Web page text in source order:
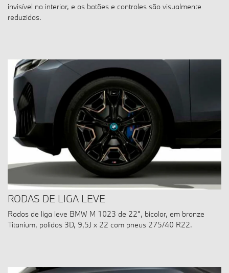
invisível no interior, e os botões e controles são visualmente
reduzidos.
RODAS DE LIGA LEVE
Rodos de liga leve BMW M 1023 de 22", bicolor, em bronze
Titanium, polidos 3D, 9,5J x 22 com pneus 275/40 R22.